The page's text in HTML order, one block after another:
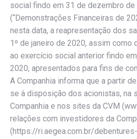
social findo em 31 de dezembro de
(“Demonstrações Financeiras de
nesta data, a reapresentação dos
1º de janeiro de 2020, assim
ao exercício social anterior findo
2020, apresentados para fins de
A Companhia informa que a partir
se à disposição dos acionistas, na
Companhia e nos sites da CVM
relações com investidores da
(https://ri.aegea.com.br/